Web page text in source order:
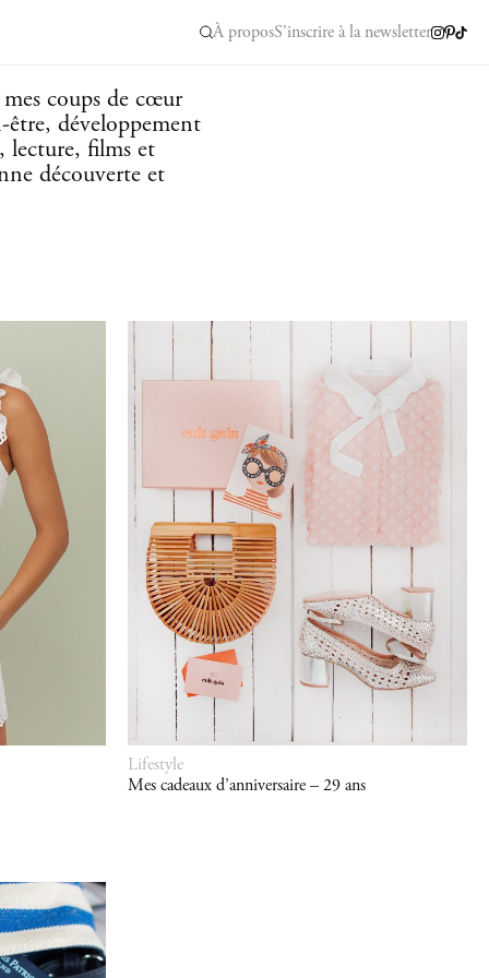
À proposS'inscrire à la newsletter
coups de cœur
développement
lecture, films et
découverte et
Lifestyle
Mes cadeaux d’anniversaire – 29 ans